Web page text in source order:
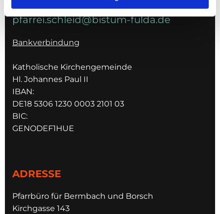
pfarrei.schleid@bistum-fulda.de
Bankverbindung
Katholische Kirchengemeinde
Hl. Johannes Paul II
IBAN:
DE18 5306 1230 0003 2101 03
BIC:
GENODEF1HUE
ADRESSE
Pfarrbüro für Bermbach und Borsch
Kirchgasse 143